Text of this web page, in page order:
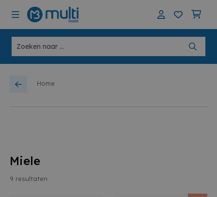
Home
Miele
9 resultaten